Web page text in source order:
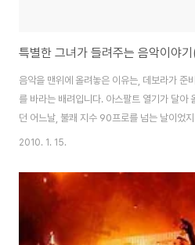
특별한 그녀가 들려주는 음악이야
음악을 맨위에 올려놓은 이유는, 데보라가 준
를 바라는 배려입니다. 아스팔트 열기가 달아
던 어느날, 불쾌 지수 90프로를 넘는 날이었
기분은 날라 갈 듯이 기뻤다. 누군가 그녀를 부
데?" "네? 방송국요??" "응.. 어서..받아." "넵
의 팝스에 일일 디제이를 신청하신 000씨 맞
립니다." "방송국 일일 디제이로 당첨 됐습니
나갑니다. 방송 스케줄이 잡혔습니다. 제가
2010. 1. 15.